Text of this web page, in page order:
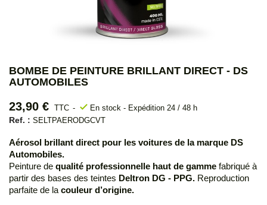
BOMBE DE PEINTURE BRILLANT DIRECT - DS
AUTOMOBILES
23,90 € TTC check En stock - Expédition 24 / 48 h
Ref. : SELTPAERODGCVT
Aérosol brillant direct pour les voitures de la marque DS
Automobiles.
Peinture de qualité professionnelle haut de gamme fabriqué à
partir des bases des teintes Deltron DG - PPG. Reproduction
parfaite de la couleur d’origine.